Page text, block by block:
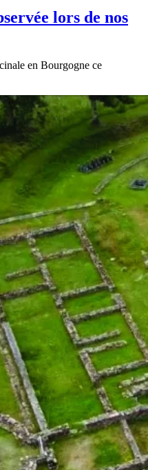
lors de nos
en Bourgogne ce